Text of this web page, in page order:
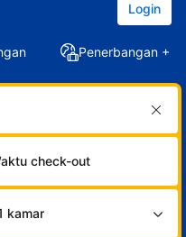
Login
Penerbangan +
check-out
kamar